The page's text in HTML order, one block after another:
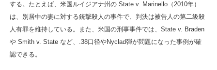
する。たとえば、米国ルイジアナ州の State v. Marinello（2010年）
は、別居中の妻に対する銃撃殺人の事件で、判決は被告人の第二級殺
人有罪を維持している。また、米国の刑事事件では、State v. Braden
や Smith v. State など、.38口径やNyclad弾が問題になった事例が確
認できる。